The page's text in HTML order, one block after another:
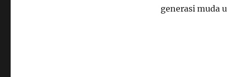
generasi muda